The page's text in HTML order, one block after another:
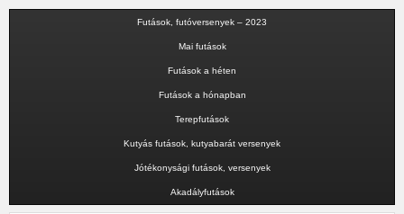
Futások, futóversenyek – 2023
Mai futások
Futások a héten
Futások a hónapban
Terepfutások
Kutyás futások, kutyabarát versenyek
Jótékonysági futások, versenyek
Akadályfutások